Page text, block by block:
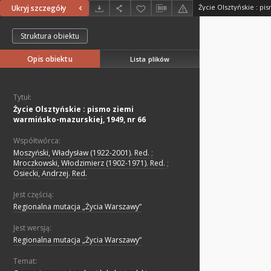
Ukryj szczegóły
Struktura obiektu
Opis obiektu Lista plików
Tytuł:
Życie Olsztyńskie : pismo ziemi
warmińsko-mazurskiej, 1949, nr 66
Współtwórca:
Moszyński, Władysław (1922-2001). Red. ;
Mroczkowski, Włodzimierz (1902-1971). Red. ;
Osiecki, Andrzej. Red.
Jest częścią:
Regionalna mutacja „Życia Warszawy”
Jest wersją:
Regionalna mutacja „Życia Warszawy”
Temat: